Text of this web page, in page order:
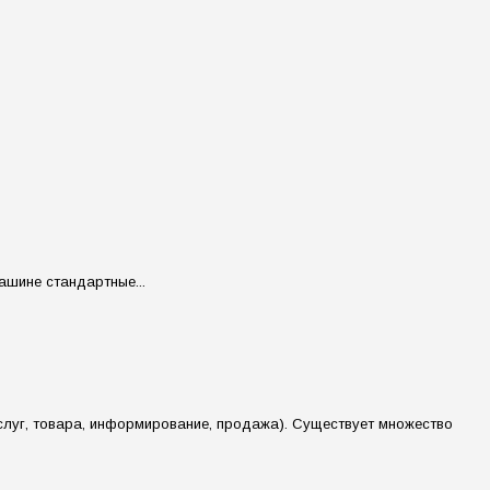
стандартные...
товара, информирование, продажа). Существует множество